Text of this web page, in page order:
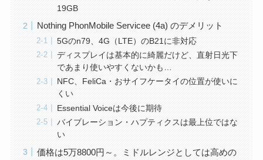
19GB
Nothing PhonMobile Servicee (4a) のデメリット
5Gのn79、4G（LTE）のB21に非対応
ディスプレイは基本的に綺麗だけど、直射日光下
であまり使いやすくないかも…
NFC、FeliCa・おサイフケータイの位置が使いに
くい
Essential Voiceは今後に期待
バイブレーション・ハプティクスは最上位ではな
い
価格は5万8800円～。ミドルレンジとしては高めの